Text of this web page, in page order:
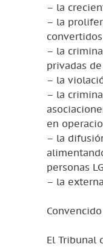
– la
– la
– la
privadas
– la
– la
en
– la
personas
– la
El Tribunal